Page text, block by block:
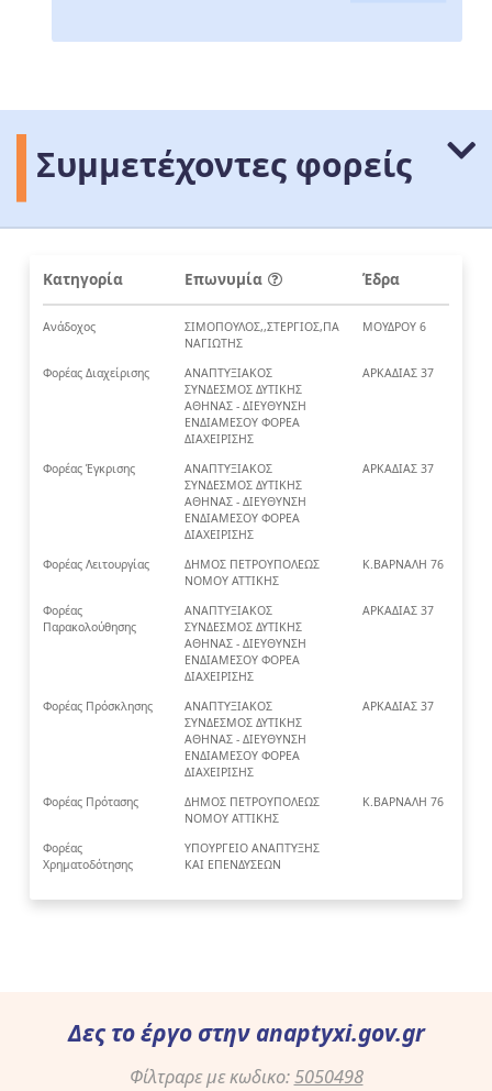
Συμμετέχοντες φορείς
Κατηγορία Επωνυμία Έδρα
Ανάδοχος
ΣΙΜΟΠΟΥΛΟΣ,,ΣΤΕΡΓΙΟΣ,ΠΑ
ΝΑΓΙΩΤΗΣ
ΜΟΥΔΡΟΥ 6
Φορέας Διαχείρισης
ΑΝΑΠΤΥΞΙΑΚΟΣ
ΣΥΝΔΕΣΜΟΣ ΔΥΤΙΚΗΣ
ΑΘΗΝΑΣ - ΔΙΕΥΘΥΝΣΗ
ΕΝΔΙΑΜΕΣΟΥ ΦΟΡΕΑ
ΔΙΑΧΕΙΡΙΣΗΣ
ΑΡΚΑΔΙΑΣ 37
Φορέας Έγκρισης
ΑΝΑΠΤΥΞΙΑΚΟΣ
ΣΥΝΔΕΣΜΟΣ ΔΥΤΙΚΗΣ
ΑΘΗΝΑΣ - ΔΙΕΥΘΥΝΣΗ
ΕΝΔΙΑΜΕΣΟΥ ΦΟΡΕΑ
ΔΙΑΧΕΙΡΙΣΗΣ
ΑΡΚΑΔΙΑΣ 37
Φορέας Λειτουργίας
ΔΗΜΟΣ ΠΕΤΡΟΥΠΟΛΕΩΣ
ΝΟΜΟΥ ΑΤΤΙΚΗΣ
Κ.ΒΑΡΝΑΛΗ 76
Φορέας
Παρακολούθησης
ΑΝΑΠΤΥΞΙΑΚΟΣ
ΣΥΝΔΕΣΜΟΣ ΔΥΤΙΚΗΣ
ΑΘΗΝΑΣ - ΔΙΕΥΘΥΝΣΗ
ΕΝΔΙΑΜΕΣΟΥ ΦΟΡΕΑ
ΔΙΑΧΕΙΡΙΣΗΣ
ΑΡΚΑΔΙΑΣ 37
Φορέας Πρόσκλησης
ΑΝΑΠΤΥΞΙΑΚΟΣ
ΣΥΝΔΕΣΜΟΣ ΔΥΤΙΚΗΣ
ΑΘΗΝΑΣ - ΔΙΕΥΘΥΝΣΗ
ΕΝΔΙΑΜΕΣΟΥ ΦΟΡΕΑ
ΔΙΑΧΕΙΡΙΣΗΣ
ΑΡΚΑΔΙΑΣ 37
Φορέας Πρότασης
ΔΗΜΟΣ ΠΕΤΡΟΥΠΟΛΕΩΣ
ΝΟΜΟΥ ΑΤΤΙΚΗΣ
Κ.ΒΑΡΝΑΛΗ 76
Φορέας
Χρηματοδότησης
ΥΠΟΥΡΓΕΙΟ ΑΝΑΠΤΥΞΗΣ
ΚΑΙ ΕΠΕΝΔΥΣΕΩΝ
Δες το έργο στην anaptyxi.gov.gr
Φίλτραρε με κωδικο:5050498